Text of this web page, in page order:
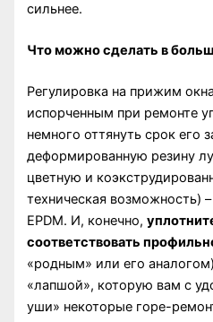
сильнее.
Что можно сделать в
Регулировка на прижим
испорченным при ремонте
немного оттянуть срок его
деформированную резину
цветную и
техническая возможность)
EPDM. И, конечно,
соответствовать
«родным» или его
«лапшой», которую вам с
уши» некоторые горе-